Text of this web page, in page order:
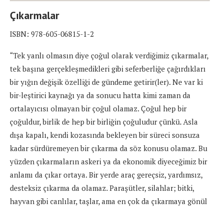
Çıkarmalar
ISBN: 978-605-06815-1-2
“Tek yanlı olmasın diye çoğul olarak verdiğimiz çıkarmalar,
tek başına gerçekleşmedikleri gibi seferberliğe çağırdıkları
bir yığın değişik özelliği de gündeme getirir(ler). Ne var ki
bir-leştirici kaynağı ya da sonucu hatta kimi zaman da
ortalayıcısı olmayan bir çoğul olamaz. Çoğul hep bir
çoğuldur, birlik de hep bir birliğin çoğuludur çünkü. Asla
dışa kapalı, kendi kozasında bekleyen bir süreci sonsuza
kadar sürdüremeyen bir çıkarma da söz konusu olamaz. Bu
yüzden çıkarmaların askeri ya da ekonomik diyeceğimiz bir
anlamı da çıkar ortaya. Bir yerde araç gereçsiz, yardımsız,
desteksiz çıkarma da olamaz. Paraşütler, silahlar; bitki,
hayvan gibi canlılar, taşlar, ama en çok da çıkarmaya gönül